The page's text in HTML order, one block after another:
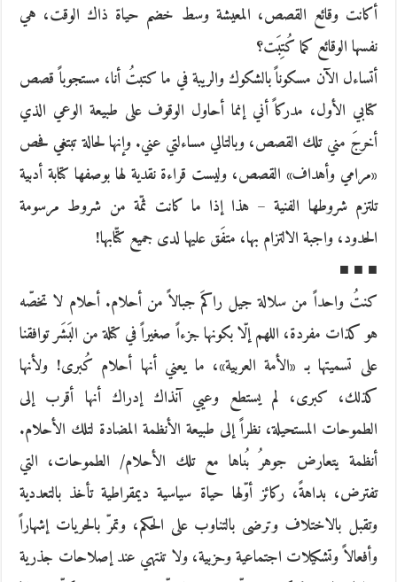
أكانت وقائع القصص، المعيشة وسط خضم حياة ذاك الوقت، هي
نفسها الوقائع كما كُتِبَت؟
أتساءل الآن مسكوناً بالشكوك والريبة في ما كتبتُ أنا، مستجوباً قصص
كتابي الأول، مدركاً أني إنما أحاول الوقوف على طبيعة الوعي الذي
أخرجَ مني تلك القصص، وبالتالي مساءلتي عني. وإنها لحالة تبتغي فحص
«مرامي وأهداف» القصص، وليست قراءة نقدية لها بوصفها كتابة أدبية
تلتزم شروطها الفنية – هذا إذا ما كانت ثمّة من شروط مرسومة
الحدود، واجبة الالتزام بها، متفَق عليها لدى جميع كتّابها!
■ ■ ■
كنتُ واحداً من سلالة جيل راكمَ جبالاً من أحلام. أحلام لا تخصّه
هو كذات مفردة، اللهم إلّا بكونها جزءاً صغيراً في كتلة من البَشَر توافقنا
على تسميتها بـ «الأمة العربية»، ما يعني أنها أحلام كُبرى! ولأنها
كذلك، كبرى، لم يستطع وعيي آنذاك إدراك أنها أقرب إلى
الطموحات المستحيلة، نظراً إلى طبيعة الأنظمة المضادة لتلك الأحلام.
أنظمة يتعارض جوهرُ بُناها مع تلك الأحلام/ الطموحات، التي
تفترض، بداهةً، ركائز أوّلها حياة سياسية ديمقراطية تأخذ بالتعددية
وتقبل بالاختلاف وترضى بالتناوب على الحكم، وتمرّ بالحريات إشهاراً
وأفعالاً وتشكيلات اجتماعية وحزبية، ولا تنتهي عند إصلاحات جذرية